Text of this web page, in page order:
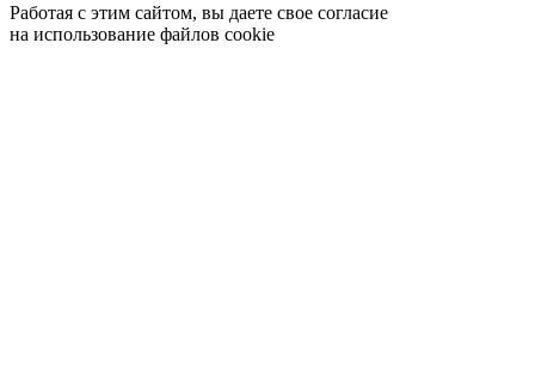
Работая с этим сайтом, вы даете свое согласие
на использование файлов cookie